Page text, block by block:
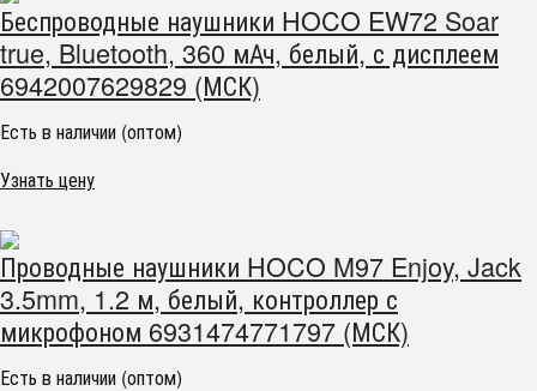
Беспроводные наушники HOCO EW72 Soar
true, Bluetooth, 360 мАч, белый, с дисплеем
6942007629829 (МСК)
Есть в наличии (оптом)
Узнать цену
Проводные наушники HOCO M97 Enjoy, Jack
3.5mm, 1.2 м, белый, контроллер с
микрофоном 6931474771797 (МСК)
Есть в наличии (оптом)